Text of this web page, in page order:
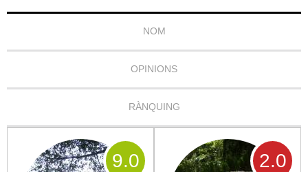
NOM
OPINIONS
RÀNQUING
9.0 2.0